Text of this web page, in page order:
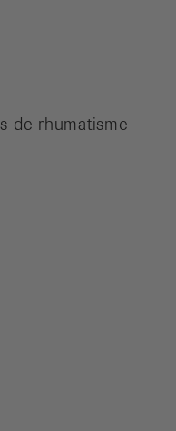
de rhumatisme